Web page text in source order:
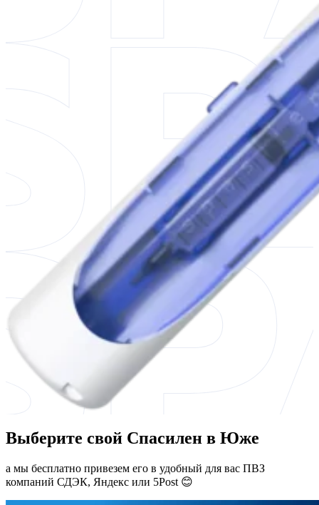
Выберите свой Спасилен в Юже
а мы бесплатно привезем его в удобный для вас ПВЗ
компаний СДЭК, Яндекс или 5Post 😊